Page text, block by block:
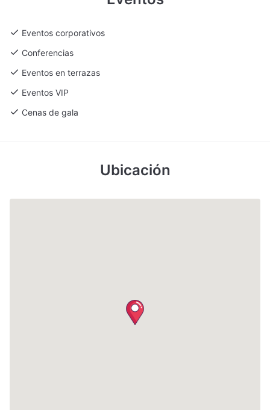
revolucionario para la celebración de eventos, donde el
encanto del mundo marino se une a la modernidad y la
funcionalidad. Ya sea que desees organizar una conferencia
en una experiencia inolvidable.
por un espacio que transforma lo ordinario en extraordinario.
Eventos corporativos
Conferencias
Eventos en terrazas
Eventos VIP
Cenas de gala
Ubicación